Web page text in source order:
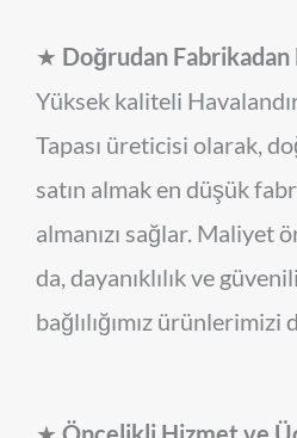
★ Doğrudan Fabrikadan
Yüksek kaliteli
Tapası üreticisi olarak,
satın almak en düşük
almanızı sağlar. Maliyet
da, dayanıklılık ve
bağlılığımız ürünlerimizi